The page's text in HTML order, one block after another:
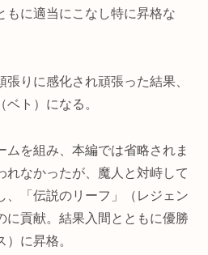
もに適当にこなし特に昇格な
りに感化され頑張った結果、
ト）になる。
ムを組み、本編では省略されま
れなかったが、魔人と対峙して
、「伝説のリーフ」（レジェン
に貢献。結果入間とともに優勝
に昇格。